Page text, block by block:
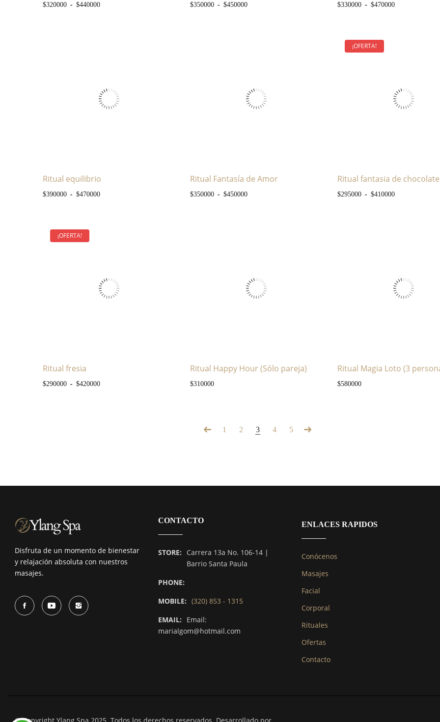
$320000 - $440000Rango de precios: desde $320000 hasta $440000
$350000 - $450000Rango de precios: desde $350000 hasta $450000
$330000 - $470000Rango de
Ritual equilibrio
$390000 - $470000Rango de precios: desde $390000 hasta $470000
Ritual Fantasía de Amor
$350000 - $450000Rango de precios: desde $350000 hasta $450000
¡OFERTA!
Ritual fantasia de chocolate
$295000 - $410000Rango de
¡OFERTA!
Ritual fresia
$290000 - $420000Rango de precios: desde $290000 hasta $420000
Ritual Happy Hour (Sólo pareja)
$310000
Ritual Magia Loto (3
$580000
1 2 3 4 5
Disfruta de un momento de bienestar
y relajación absoluta con nuestros
masajes.
CONTACTO
STORE:
Carrera 13a No. 106-14 |
Barrio Santa Paula
PHONE:
MOBILE: (320) 853 - 1315
EMAIL:
Email:
marialgom@hotmail.com
ENLACES RAPIDOS
Conócenos
Masajes
Facial
Corporal
Rituales
Ofertas
Contacto